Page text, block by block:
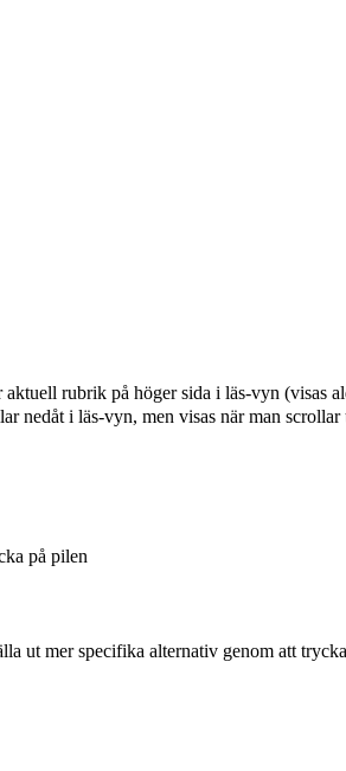
aktuell rubrik på höger sida i läs-vyn (visas
nedåt i läs-vyn, men visas när man
på pilen
ut mer specifika alternativ genom att